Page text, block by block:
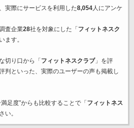
実際にサービスを利用した8,054人にアンケ
査企業28社を対象にした「 フィットネスク
ます。
切り口から「 フィットネスクラブ」を評
判といった、実際のユーザーの声も掲載し
足度”からも比較することで「 フィットネス
い。